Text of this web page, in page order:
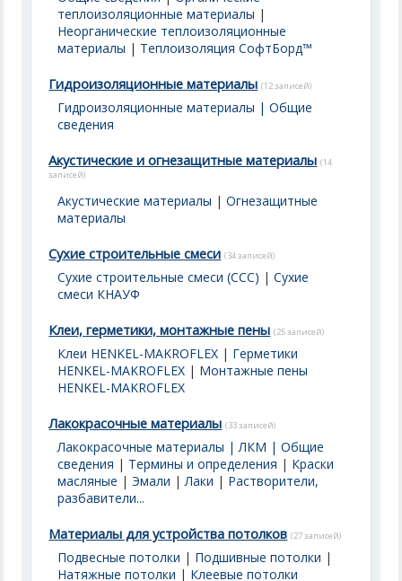
теплоизоляционные материалы |
Неорганические теплоизоляционные
материалы | Теплоизоляция СофтБорд™
Гидроизоляционные материалы (12 записей)
Гидроизоляционные материалы | Общие
сведения
Акустические и огнезащитные материалы (14
записей)
Акустические материалы |Огнезащитные
материалы
Сухие строительные смеси (34 записей)
Сухие строительные смеси (ССС) |Сухие
смеси КНАУФ
Клеи, герметики, монтажные пены (25 записей)
Клеи HENKEL-MAKROFLEX | Герметики
HENKEL-MAKROFLEX | Монтажные пены
HENKEL-MAKROFLEX
Лакокрасочные материалы (33 записей)
Лакокрасочные материалы | ЛКМ | Общие
сведения | Термины и определения | Краски
масляные |Эмали |Лаки | Растворители,
разбавители...
Материалы для устройства потолков (27 записей)
Подвесные потолки | Подшивные потолки |
Натяжные потолки | Клеевые потолки